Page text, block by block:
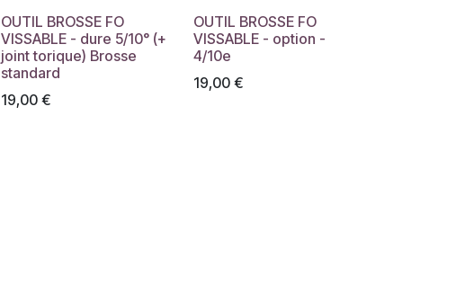
OUTIL BROSSE FO
VISSABLE - dure 5/10° (+
joint torique) Brosse
standard
19,00 €
OUTIL BROSSE FO
VISSABLE - option -
4/10e
19,00€